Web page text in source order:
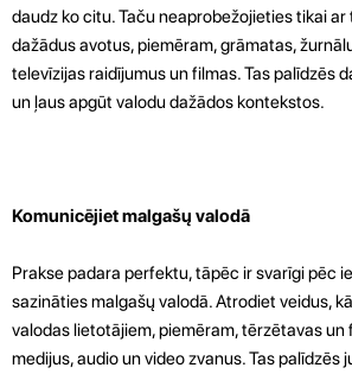
daudz ko citu. Taču neaprobežojieties tikai ar
dažādus avotus, piemēram, grāmatas,
televīzijas raidījumus un filmas. Tas palīdzēs
un ļaus apgūt valodu dažādos kontekstos.
Komunicējiet malgašų valodā
Prakse padara perfektu, tāpēc ir svarīgi pēc
sazināties malgašų valodā. Atrodiet veidus,
valodas lietotājiem, piemēram, tērzētavas un
medijus, audio un video zvanus. Tas palīdzēs